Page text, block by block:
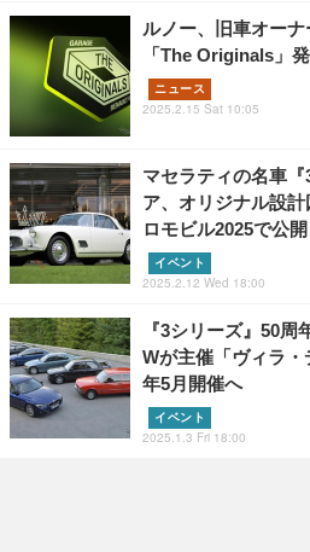
ルノー、旧車オー
「The Originals」
ニュース
2025.2.15 Sat 10:05
マセラティの名車
ア、オリジナル設
ロモビル2025で公開
イベント
2025.2.12 Wed 18:00
『3シリーズ』50
Wが主催「ヴィラ
年5月開催へ
イベント
2025.1.3 Fri 18:00